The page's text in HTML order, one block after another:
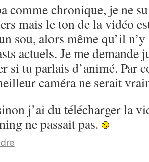
comme chronique, je ne
mais le ton de la vidéo
sou, alors même qu’il
actuels. Je me demande
si tu parlais d’animé. Par
caméra ne serait
j’ai du télécharger la
ne passait pas.